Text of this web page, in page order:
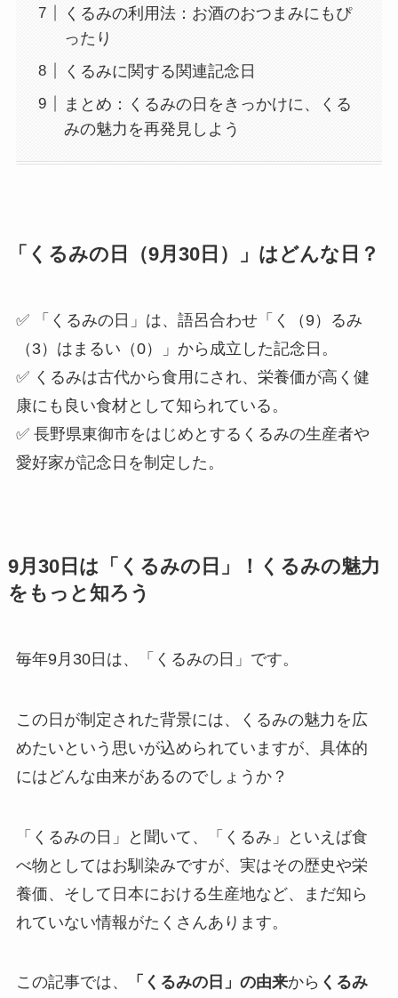
くるみの利用法：お酒のおつまみにもぴ
ったり
くるみに関する関連記念日
まとめ：くるみの日をきっかけに、くる
みの魅力を再発見しよう
「くるみの日（9月30日）」はどんな日？
✅ 「くるみの日」は、語呂合わせ「く（9）るみ
（3）はまるい（0）」から成立した記念日。
✅ くるみは古代から食用にされ、栄養価が高く健
康にも良い食材として知られている。
✅ 長野県東御市をはじめとするくるみの生産者や
愛好家が記念日を制定した。
9月30日は「くるみの日」！くるみの魅力
をもっと知ろう
毎年9月30日は、「くるみの日」です。
この日が制定された背景には、くるみの魅力を広
めたいという思いが込められていますが、具体的
にはどんな由来があるのでしょうか？
「くるみの日」と聞いて、「くるみ」といえば食
べ物としてはお馴染みですが、実はその歴史や栄
養価、そして日本における生産地など、まだ知ら
れていない情報がたくさんあります。
この記事では、 「くるみの日」の由来から くるみ